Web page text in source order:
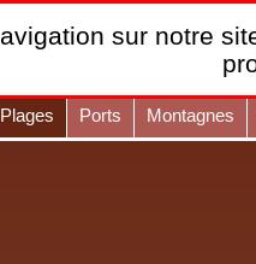
Plages Ports Montagnes
sur notre